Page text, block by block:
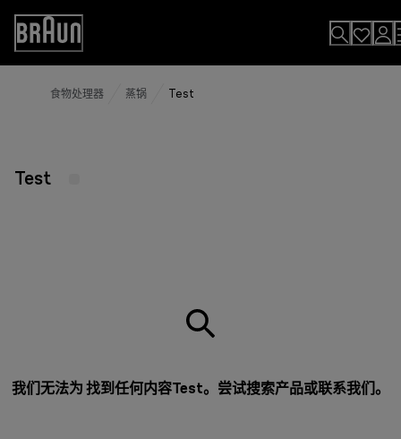
Skip
Content
Accessibility
Statement
食物处理器 蒸锅 Test
Test
我们无法为 找到任何内容Test。尝试搜索产品或联系我们。